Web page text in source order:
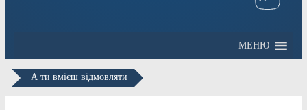
МЕНЮ
А ти вмієш відмовляти